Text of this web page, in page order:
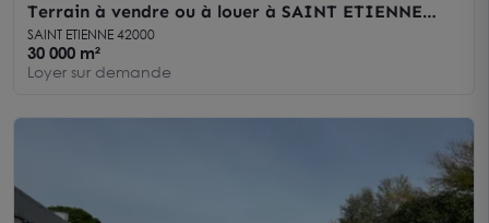
Terrain à vendre ou à louer à SAINT ETIENNE
42000
SAINT ETIENNE 42000
30 000 m²
Loyer sur demande